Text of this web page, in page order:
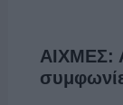
ΑΙΧΜΕΣ: